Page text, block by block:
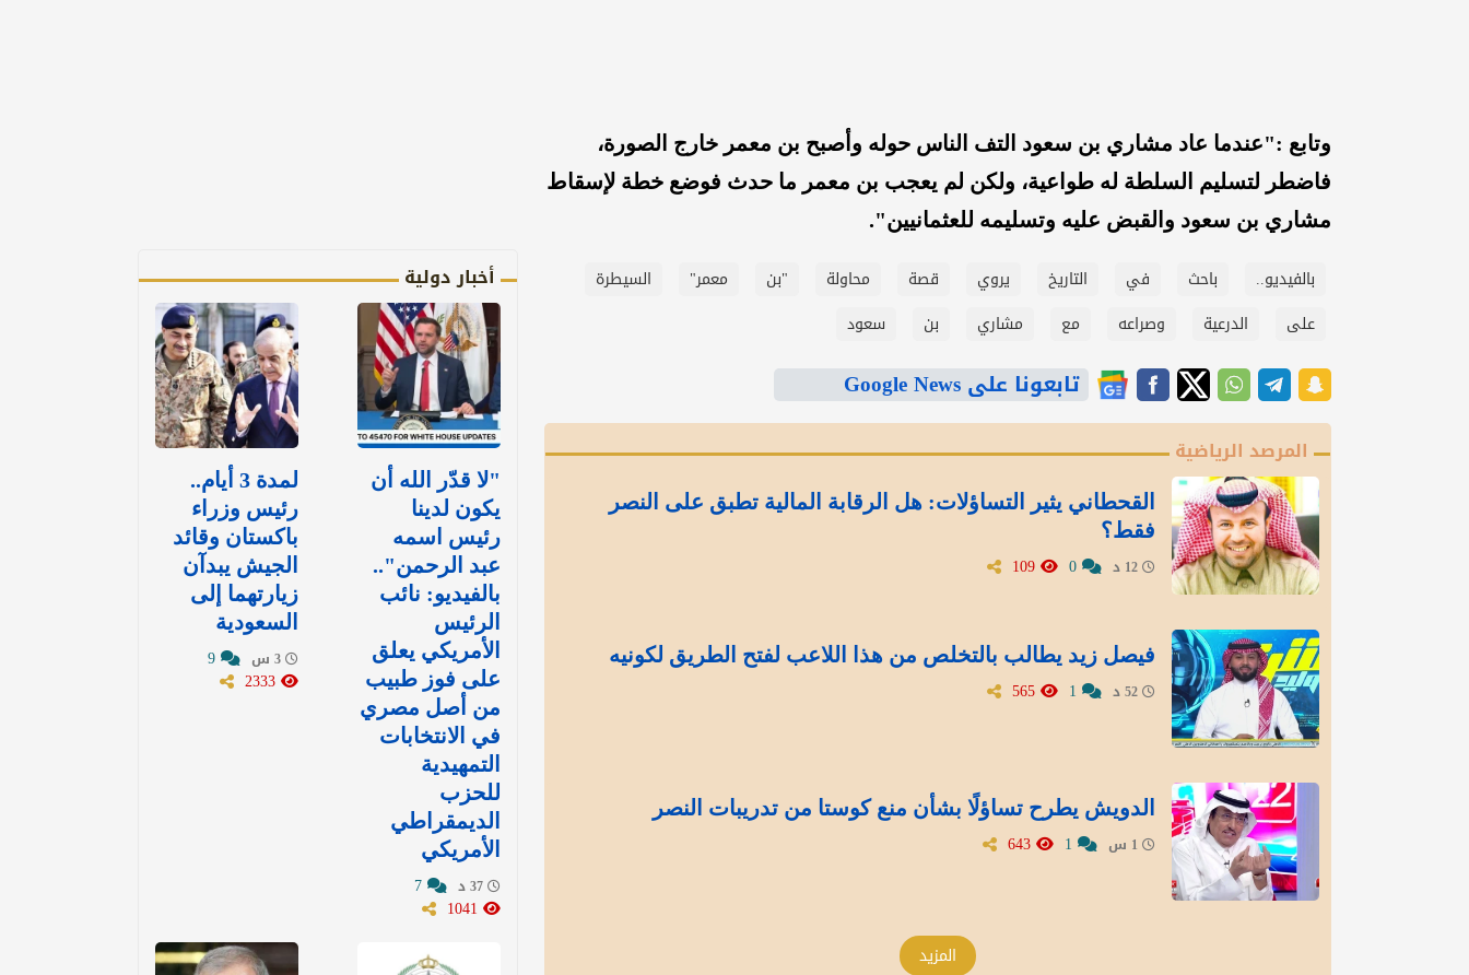
وتابع :"عندما عاد مشاري بن سعود التف الناس حوله وأصبح بن معمر خارج الصورة،
فاضطر لتسليم السلطة له طواعية، ولكن لم يعجب بن معمر ما حدث فوضع خطة لإسقاط
مشاري بن سعود والقبض عليه وتسليمه للعثمانيين".
بالفيديو.. باحث في التاريخ يروي قصة محاولة "بن معمر"
السيطرة
على
الدرعية وصراعه مع مشاري بن سعود
تابعونا على Google News
المرصد الرياضية
القحطاني يثير التساؤلات: هل الرقابة المالية تطبق على النصر
فقط؟
فيصل زيد يطالب بالتخلص من هذا اللاعب لفتح الطريق لكونيه
الدويش يطرح تساؤلًا بشأن منع كوستا من تدريبات النصر
المزيد
أخبار دولية
"لا قدّر الله أن
يكون لدينا
رئيس اسمه
عبد الرحمن"..
بالفيديو: نائب
الرئيس
الأمريكي يعلق
على فوز طبيب
من أصل مصري
في الانتخابات
التمهيدية
للحزب
الديمقراطي
الأمريكي
لمدة 3 أيام..
رئيس وزراء
باكستان وقائد
الجيش يبدآن
زيارتهما إلى
السعودية